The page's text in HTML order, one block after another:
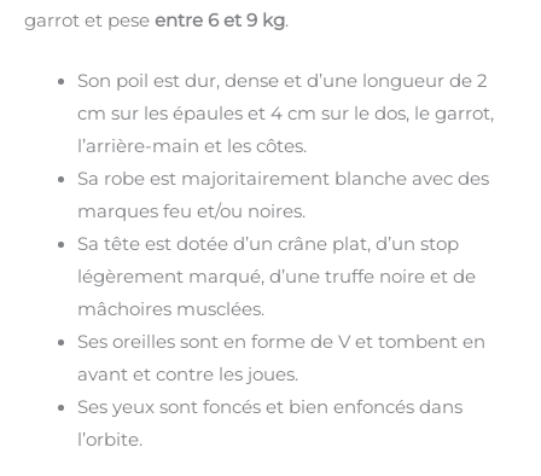
garrot et pese entre 6 et 9 kg.
Son poil est dur, dense et d’une longueur de 2
cm sur les épaules et 4 cm sur le dos, le garrot,
l’arrière-main et les côtes.
Sa robe est majoritairement blanche avec des
marques feu et/ou noires.
Sa tête est dotée d’un crâne plat, d’un stop
légèrement marqué, d’une truffe noire et de
mâchoires musclées.
Ses oreilles sont en forme de V et tombent en
avant et contre les joues.
Ses yeux sont foncés et bien enfoncés dans
l’orbite.